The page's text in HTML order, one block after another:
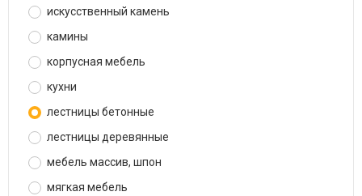
искусственный камень
камины
корпусная мебель
кухни
лестницы бетонные
лестницы деревянные
мебель массив, шпон
мягкая мебель